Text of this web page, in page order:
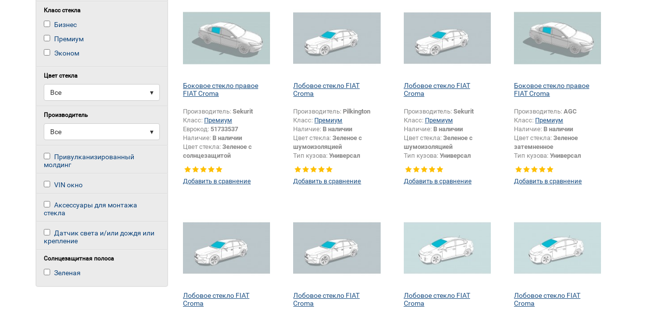
Класс стекла
Бизнес
Премиум
Эконом
Цвет стекла
▾
Все
Производитель
▾
Все
Привулканизированный
молдинг
VIN окно
Аксессуары для монтажа
стекла
Датчик света и/или дождя или
крепление
Солнцезащитная полоса
Зеленая
Боковое стекло правое
FIAT Croma
Производитель: Sekurit
Класс: Премиум
Еврокод: 51733537
Наличие: В наличии
Цвет стекла: Зеленое с
солнцезащитой
Тип кузова: Универсал
Тип стекла:Боковое стекло
правое
Добавить в сравнение
Лобовое стекло FIAT
Croma
Производитель: Pilkington
Класс: Премиум
Наличие: В наличии
Цвет стекла:Зеленое с
шумоизоляцией
Тип кузова:Универсал
Появление или изменение
шелкографии:
Добавить в сравнение
Лобовое стекло FIAT
Croma
Производитель: Sekurit
Класс: Премиум
Наличие: В наличии
Цвет стекла: Зеленое с
шумоизоляцией
Тип кузова: Универсал
Добавить в сравнение
Боковое стекло правое
FIAT Croma
Производитель:AGC
Класс: Премиум
Наличие: В наличии
Цвет стекла:Зеленое
затемненное
Тип кузова:Универсал
Тип стекла:Боковое стекло
правое
Добавить в сравнение
Лобовое стекло FIAT
Croma
Лобовое стекло FIAT
Croma
Лобовое стекло FIAT
Croma
Лобовое стекло FIAT
Croma